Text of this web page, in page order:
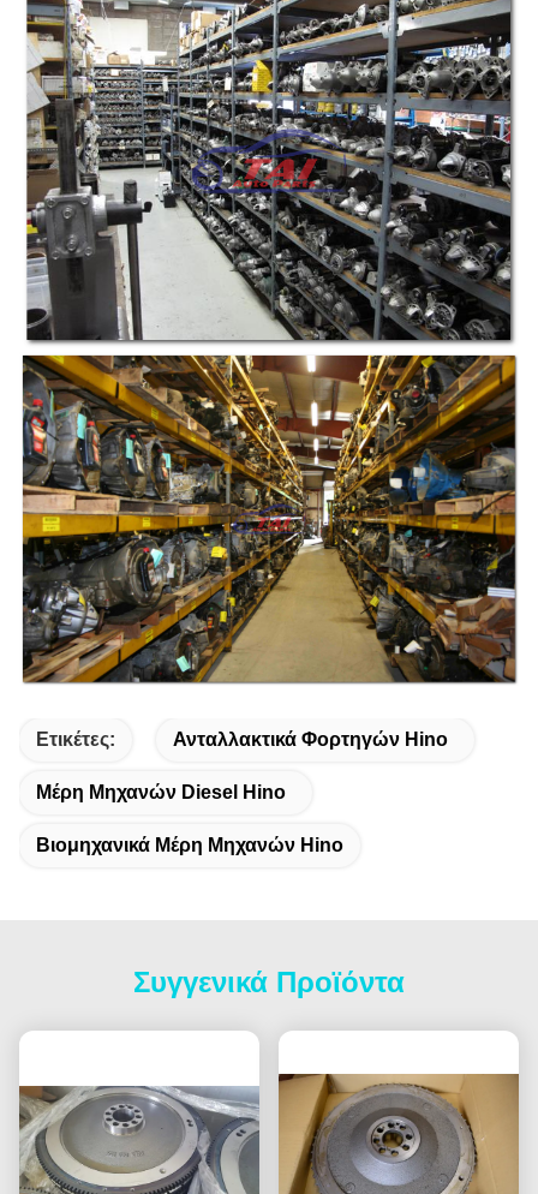
Ετικέτες: Ανταλλακτικά Φορτηγών Hino
Μέρη Μηχανών Diesel Hino
Βιομηχανικά Μέρη Μηχανών Hino
Συγγενικά Προϊόντα